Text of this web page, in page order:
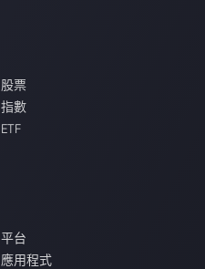
股票
指數
ETF
平台
應用程式